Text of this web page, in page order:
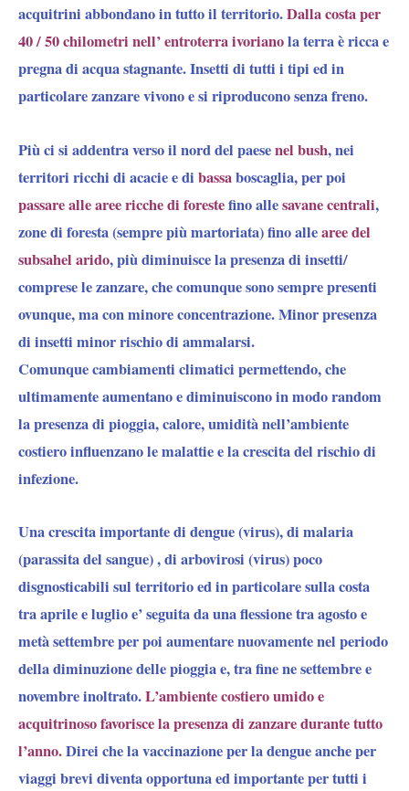
acquitrini abbondano in tutto il territorio.Dalla costa per
40 / 50 chilometri nell’ entroterra ivorianola terra è ricca e
pregna di acqua stagnante. Insetti di tutti i tipi ed in
particolare zanzare vivono e si riproducono senza freno.
Più ci si addentra verso il nord del paesenel bush, nei
territori ricchi di acacie e di bassaboscaglia, per poi
passare alle aree ricche di forestefino allesavane centrali,
zone di foresta (sempre più martoriata) fino allearee del
subsahel arido,più diminuisce la presenza di insetti/
comprese le zanzare,che comunque sono sempre presenti
ovunque, ma con minore concentrazione.Minor presenza
di insetti minor rischio di ammalarsi.
Comunque cambiamenti climatici permettendo, che
ultimamente aumentano e diminuiscono in modo random
la presenza di pioggia, calore, umidità nell’ambiente
costiero influenzano le malattie e la crescita del rischio di
infezione.
Una crescita importante di dengue (virus), di malaria
(parassita del sangue) , di arbovirosi (virus)poco
disgnosticabili sul territorio ed in particolare sulla costa
traaprile e luglioe’ seguita dauna flessione tra agosto e
metà settembreper poi aumentare nuovamente nel periodo
della diminuzione delle pioggia e, tra fine ne settembre e
novembre inoltrato.L’ambiente costiero umido e
acquitrinoso favorisce la presenza di zanzare durante tutto
l’anno.Direi che lavaccinazione per la dengueanche per
viaggi brevi diventa opportuna ed importante per tutti i